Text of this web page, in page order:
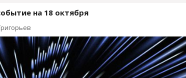
на 18 октября